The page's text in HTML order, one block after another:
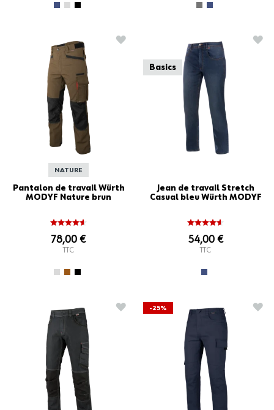
NATURE
Pantalon de travail Würth
MODYF Nature brun
78,00 €
TTC
AJOUTER À LA LISTE D'ACHATS
Basics
Jean de travail Stretch
Casual bleu Würth MODYF
54,00 €
TTC
AJOUTER À LA LISTE D'ACHATS
-25%